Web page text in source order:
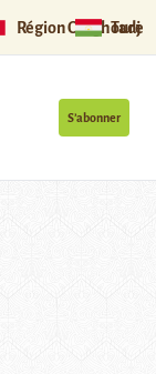
Région Ouïghoure
S’abonner